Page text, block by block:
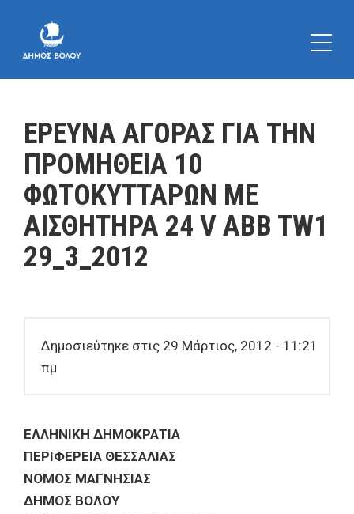
ΕΡΕΥΝΑ ΑΓΟΡΑΣ ΓΙΑ ΤΗΝ
ΠΡΟΜΗΘΕΙΑ 10
ΦΩΤΟΚΥΤΤΑΡΩΝ ΜΕ
ΑΙΣΘΗΤΗΡΑ 24 V ABB TW1
29_3_2012
Δημοσιεύτηκε στις 29 Μάρτιος, 2012 - 11:21
πμ
ΕΛΛΗΝΙΚΗ ΔΗΜΟΚΡΑΤΙΑ
ΠΕΡΙΦΕΡΕΙΑ ΘΕΣΣΑΛΙΑΣ
ΝΟΜΟΣ ΜΑΓΝΗΣΙΑΣ
ΔΗΜΟΣ ΒΟΛΟΥ